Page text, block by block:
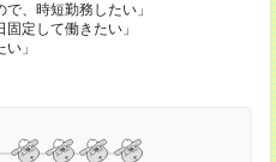
、時短勤務したい」
定して働きたい」
」